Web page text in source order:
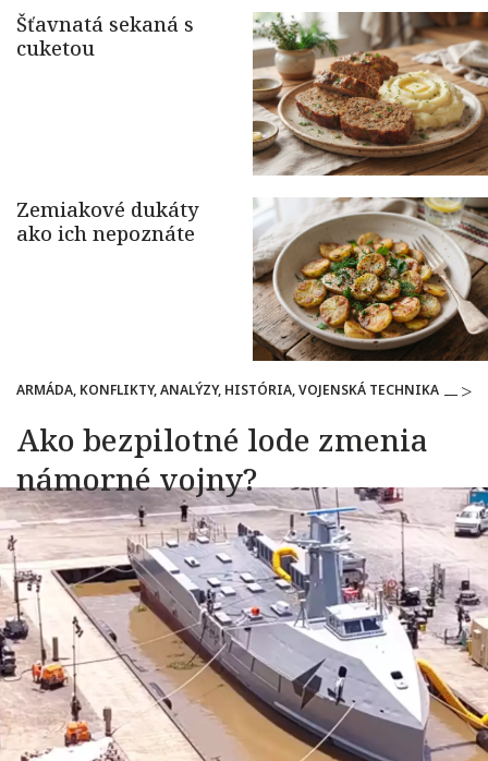
ARMÁDA, KONFLIKTY, ANALÝZY, HISTÓRIA, VOJENSKÁ TECHNIKA